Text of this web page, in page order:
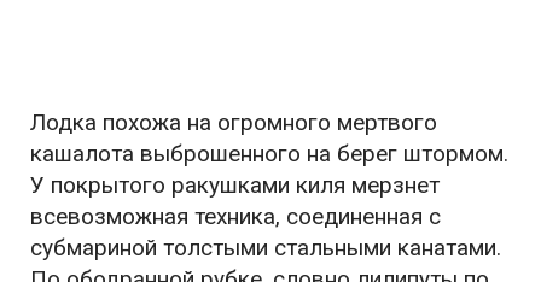
Лодка похожа на огромного мертвого
кашалота выброшенного на берег штормом.
У покрытого ракушками киля мерзнет
всевозможная техника, соединенная с
субмариной толстыми стальными канатами.